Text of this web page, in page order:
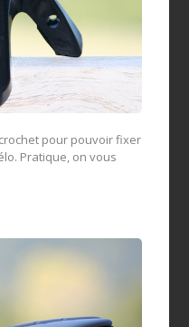
pour pouvoir fixer
Pratique, on vous